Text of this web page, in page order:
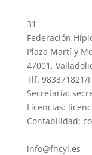
31
Federación
Plaza Martí y
47001,
Tlf: 983371821/
Secretaria:
Licencias:
Contabilidad:
info@fhcyl.es